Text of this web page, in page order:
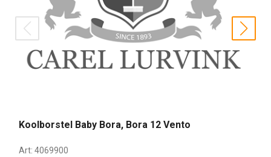
Koolborstel Baby Bora, Bora 12 Vento
Art: 4069900
prev next